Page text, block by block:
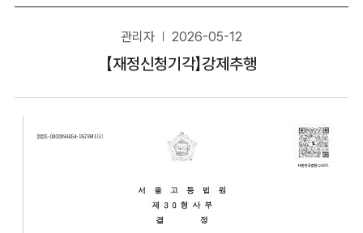
관리자 2026-05-12
【재정신청기각】강제추행